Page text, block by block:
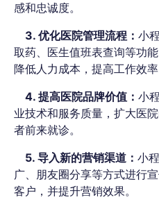
感和忠诚度。
3. 优化医院管理流程： 小
取药、医生值班表查询等功
降低人力成本，提高工作效率
4. 提高医院品牌价值： 小
业技术和服务质量，扩大医
者前来就诊。
5. 导入新的营销渠道： 小
广、朋友圈分享等方式进行
客户，并提升营销效果。